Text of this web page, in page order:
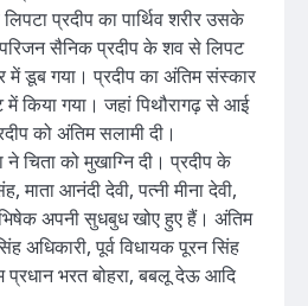
प्रदीप का पार्थिव शरीर उसके
सैनिक प्रदीप के शव से लिपट
में डूब गया। प्रदीप का अंतिम संस्कार
में किया गया। जहां पिथौरागढ़ से आई
को अंतिम सलामी दी।
चिता को मुखाग्नि दी। प्रदीप के
माता आनंदी देवी, पत्नी मीना देवी,
अपनी सुधबुध खोए हुए हैं। अंतिम
अधिकारी, पूर्व विधायक पूरन सिंह
प्रधान भरत बोहरा, बबलू देऊ आदि